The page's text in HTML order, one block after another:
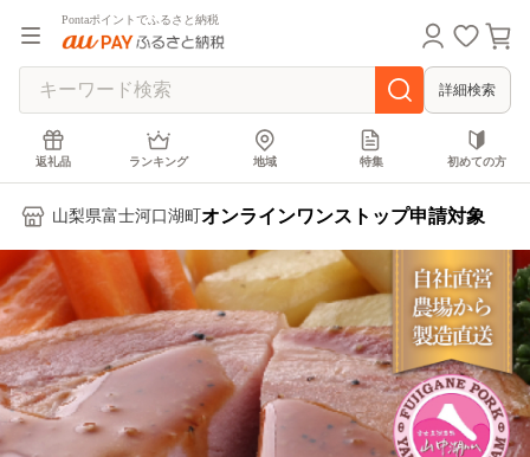
Pontaポイントでふるさと納税
詳細検索
返礼品 ランキング 地域 特集 初めての方
山梨県富士河口湖町 オンラインワンストップ申請対象